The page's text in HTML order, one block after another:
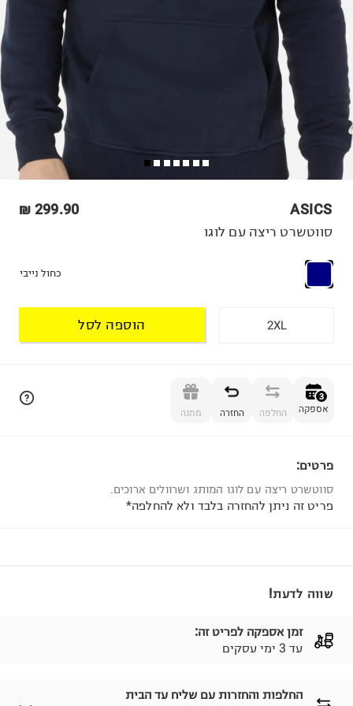
ASICS
299.90 ₪
סווטשרט ריצה עם לוגו
כחול נייבי
2XL הוספה לסל
3
אספקה החלפה החזרה מתנה
פרטים:
סווטשרט ריצה עם לוגו המותג ושרוולים ארוכים.
פריט זה ניתן להחזרה בלבד ולא להחלפה*
שווה לדעת!
זמן אספקה לפריט זה:
עד 3 ימי עסקים
החלפות והחזרות עם שליח עד הבית